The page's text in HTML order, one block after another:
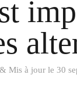
& Mis à jour le 30